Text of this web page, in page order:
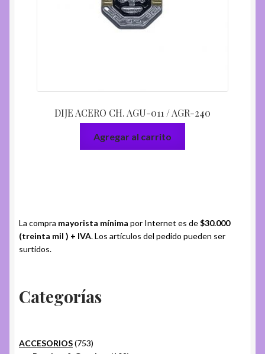
DIJE ACERO CH. AGU-011 / AGR-240
Agregar al carrito
La compra mayorista mínima por Internet es de$30.000
(treinta mil ) + IVA. Los artículos del pedido pueden ser
surtidos.
Categorías
ACCESORIOS 753753